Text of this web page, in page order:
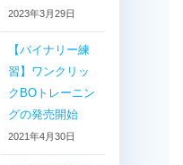
2023年3月29日
【バイナリー練
習】ワンクリッ
クBOトレーニン
グの発売開始
2021年4月30日